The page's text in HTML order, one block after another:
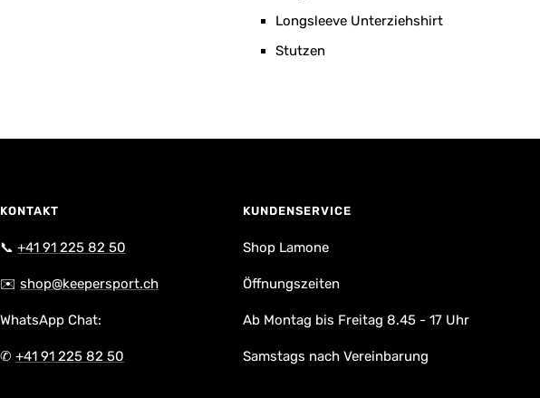
Longsleeve Unterziehshirt
Stutzen
KONTAKT
📞 +41 91 225 82 50
✉️ shop@keepersport.ch
WhatsApp Chat:
✆ +41 91 225 82 50
KUNDENSERVICE
Shop Lamone
Öffnungszeiten
Ab Montag bis Freitag 8.45 - 17 Uhr
Samstags nach Vereinbarung